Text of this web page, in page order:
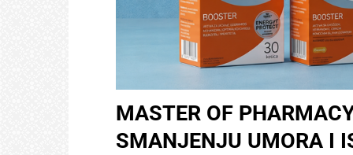
MASTER OF
SMANJENJU UMORA I